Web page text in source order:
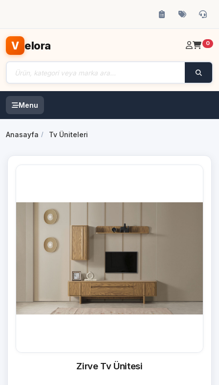
V elora 0
Menu
Anasayfa Tv Üniteleri
Zirve Tv Ünitesi